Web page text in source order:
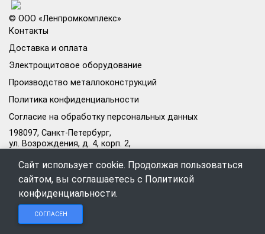
© ООО «Ленпромкомплекс»
Контакты
Доставка и оплата
Электрощитовое оборудование
Производство металлоконструкций
Политика конфиденциальности
Согласие на обработку персональных данных
198097, Санкт-Петербург,
ул. Возрождения, д. 4, корп. 2,
Режим работы офиса:
Пн–Пт: 09:00–18:00
+7 (812) 309-98-44
Сайт использует cookie. Продолжая пользоваться
сайтом, вы соглашаетесь с Политикой
конфиденциальности.
СОГЛАСЕН